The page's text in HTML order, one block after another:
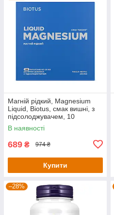
Магній рідкий, Magnesium
Liquid, Biotus, смак вишні, з
підсолоджувачем, 10
флаконів по 20 мл кожен
В наявності
689 ₴ 974 ₴
Купити
–28%